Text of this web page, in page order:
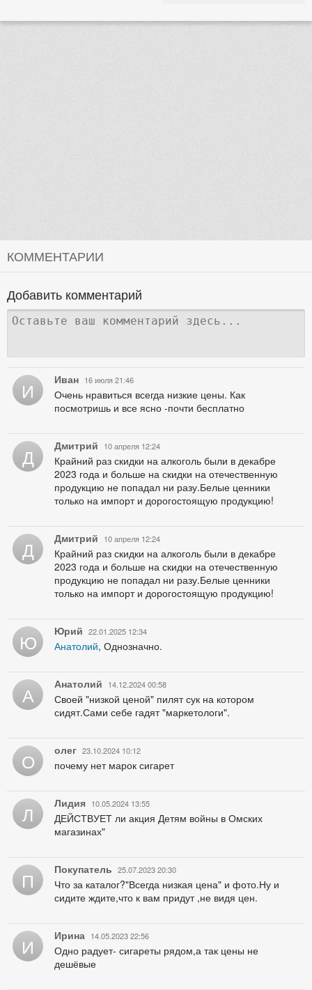
КОММЕНТАРИИ
Добавить комментарий
И Иван 16 июля 21:46
Очень нравиться всегда низкие цены. Как
посмотришь и все ясно -почти бесплатно
Д Дмитрий 10 апреля 12:24
Крайний раз скидки на алкоголь были в декабре
2023 года и больше на скидки на отечественную
продукцию не попадал ни разу.Белые ценники
только на импорт и дорогостоящую продукцию!
Д Дмитрий 10 апреля 12:24
Крайний раз скидки на алкоголь были в декабре
2023 года и больше на скидки на отечественную
продукцию не попадал ни разу.Белые ценники
только на импорт и дорогостоящую продукцию!
Ю Юрий 22.01.2025 12:34
Анатолий, Однозначно.
А Анатолий 14.12.2024 00:58
Своей "низкой ценой" пилят сук на котором
сидят.Сами себе гадят "маркетологи".
О олег 23.10.2024 10:12
почему нет марок сигарет
Л Лидия 10.05.2024 13:55
ДЕЙСТВУЕТ ли акция Детям войны в Омских
магазинах"
П Покупатель 25.07.2023 20:30
Что за каталог?"Всегда низкая цена" и фото.Ну и
сидите ждите,что к вам придут ,не видя цен.
И Ирина 14.05.2023 22:56
Одно радует- сигареты рядом,а так цены не
дешёвые